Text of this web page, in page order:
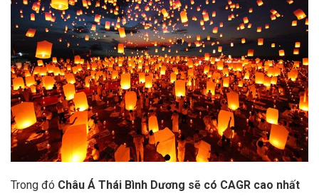
Trong đó Châu Á Thái Bình Dương sẽ có CAGR cao nhất